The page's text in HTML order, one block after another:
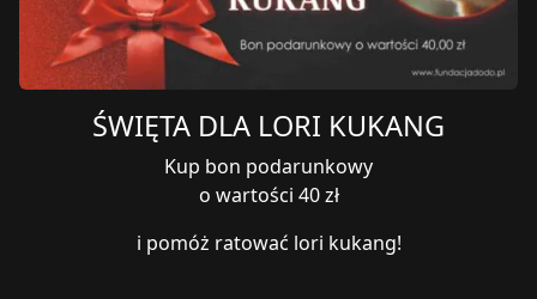
ŚWIĘTA DLA LORI KUKANG
Kup bon podarunkowy
o wartości 40 zł
i pomóż ratować lori kukang!